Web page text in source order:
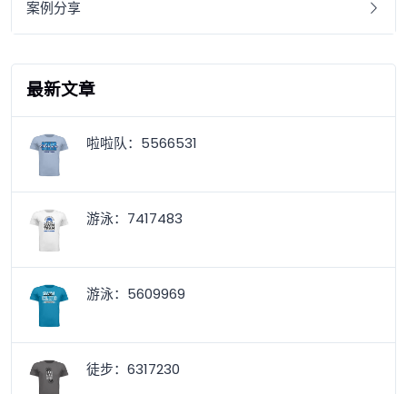
案例分享
最新文章
啦啦队：5566531
游泳：7417483
游泳：5609969
徒步：6317230